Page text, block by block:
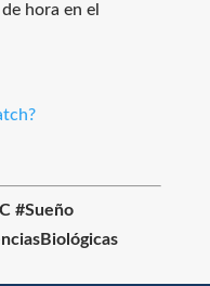
hora en el
#Sueño